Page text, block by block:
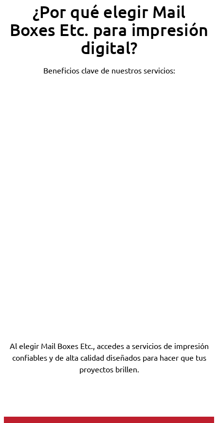
¿Por qué elegir Mail
Boxes Etc. para impresión
digital?
Beneficios clave de nuestros servicios:
Al elegir Mail Boxes Etc., accedes a servicios de impresión
confiables y de alta calidad diseñados para hacer que tus
proyectos brillen.